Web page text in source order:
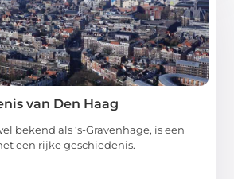
van Den Haag
bekend als ‘s-Gravenhage, is een
een rijke geschiedenis.